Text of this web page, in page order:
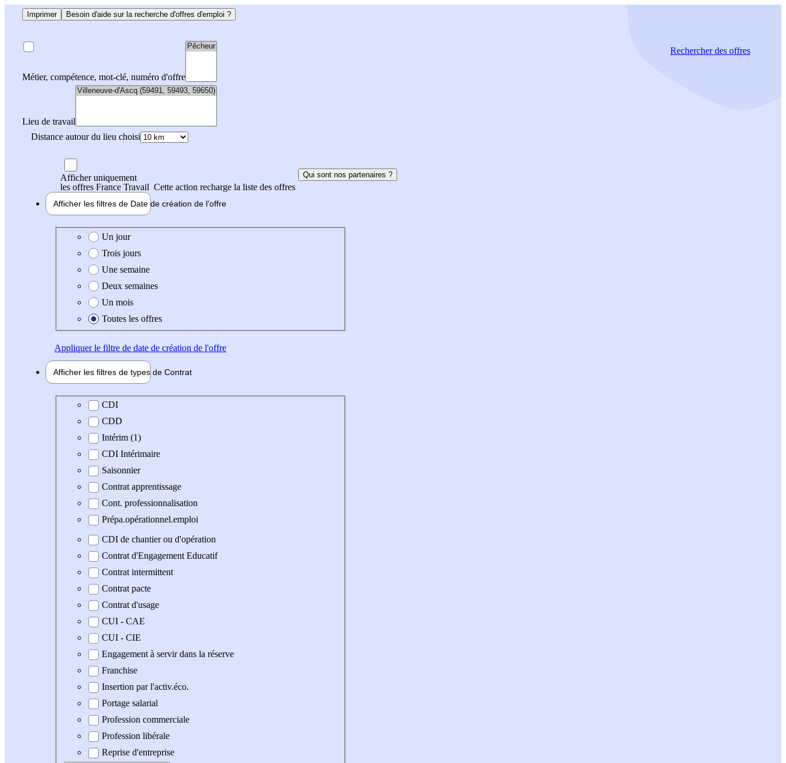
Imprimer Besoin d'aide sur la recherche d'offres d'emploi ?
Métier, compétence, mot-clé, numéro d'offre
Lieu de travail
Distance autour du lieu choisi
Rechercherdes offres
Afficher uniquement
les offres France Travail Cette action recharge la liste des offres
Qui sont nos partenaires ?
Afficher les filtres de Date de création de l'offre
Date de création de l'offre
Un jour
Trois jours
Une semaine
Deux semaines
Un mois
Toutes les offres
Appliquerle filtre de date de création de l'offre
Afficher les filtres de types de Contrat
Type de contrat
CDI
CDD
Intérim (1)
CDI Intérimaire
Saisonnier
Contrat apprentissage
Cont. professionnalisation
Prépa.opérationnel.emploi
CDI de chantier ou d'opération
Contrat d'Engagement Educatif
Contrat intermittent
Contrat pacte
Contrat d'usage
CUI - CAE
CUI - CIE
Engagement à servir dans la réserve
Franchise
Insertion par l'activ.éco.
Portage salarial
Profession commerciale
Profession libérale
Reprise d'entreprise